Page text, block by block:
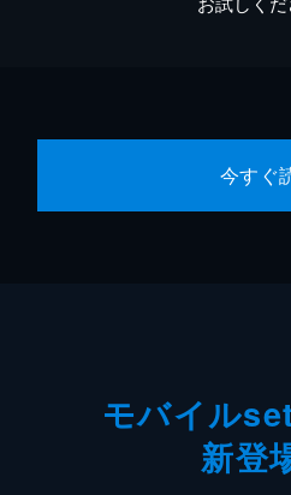
今すぐ
モバイル
新登